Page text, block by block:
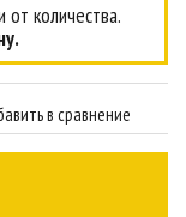
от количества.
в сравнение